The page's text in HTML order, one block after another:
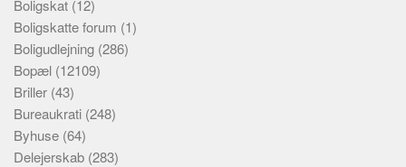
Boligskat (12)
Boligskatte forum (1)
Boligudlejning (286)
Bopæl (12109)
Briller (43)
Bureaukrati (248)
Byhuse (64)
Delejerskab (283)